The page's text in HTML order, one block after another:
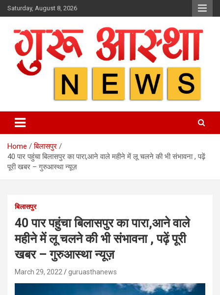
Skip
to
Saturday, August 8, 2026
Home
बिलासपुर
40 पार पहुंचा बिलासपुर का पारा,आने वाले महीने में लू चलने की भी संभावना , पढ़ें
पूरी खबर – गुरुआस्था न्यूज़
बिलासपुर
40 पार पहुंचा बिलासपुर का पारा,आने वाले
महीने में लू चलने की भी संभावना , पढ़ें पूरी
खबर – गुरुआस्था न्यूज़
March 29, 2022 guruasthanews